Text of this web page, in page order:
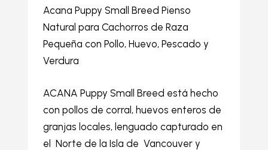
Acana Puppy Small Breed Pienso
Natural para Cachorros de Raza
Pequeña con Pollo, Huevo, Pescado y
Verdura
ACANA Puppy Small Breed está hecho
con pollos de corral, huevos enteros de
granjas locales, lenguado capturado en
el Norte de la Isla de Vancouver y